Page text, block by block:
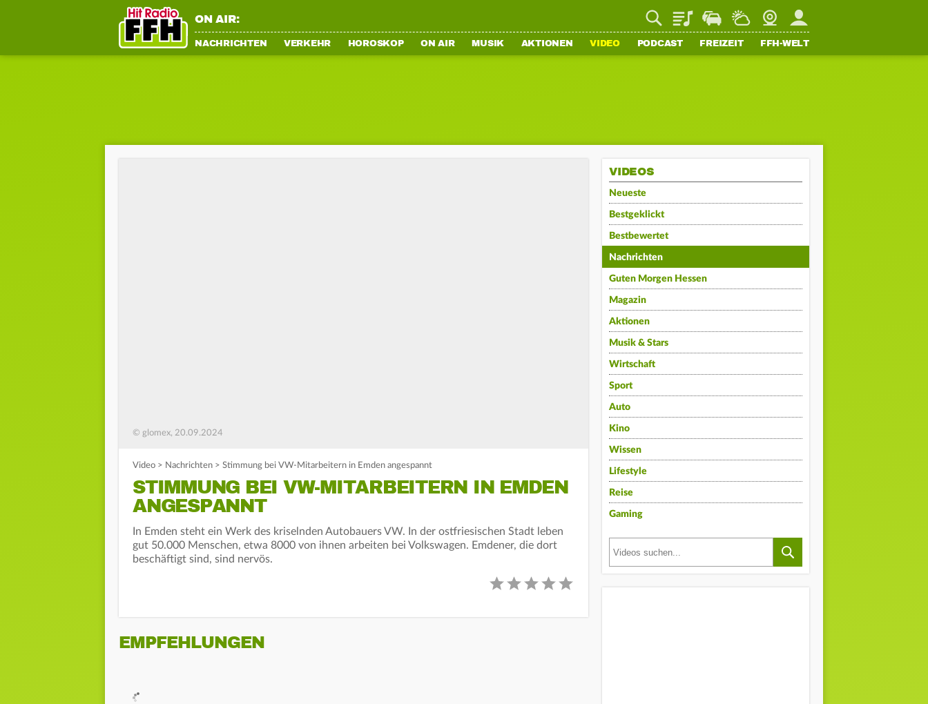
ON AIR: PlaylistStaupilotWetterWebcamMein FFH
NACHRICHTEN VERKEHR HOROSKOP ON AIR MUSIK AKTIONEN VIDEO PODCAST FREIZEIT FFH-WELT
© glomex, 20.09.2024
Video > Nachrichten > Stimmung bei VW-Mitarbeitern in Emden angespannt
STIMMUNG BEI VW-MITARBEITERN IN EMDEN
ANGESPANNT
In Emden steht ein Werk des kriselnden Autobauers VW. In der ostfriesischen Stadt leben
gut 50.000 Menschen, etwa 8000 von ihnen arbeiten bei Volkswagen. Emdener, die dort
beschäftigt sind, sind nervös.
EMPFEHLUNGEN
VIDEOS
Neueste
Bestgeklickt
Bestbewertet
Nachrichten
Guten Morgen Hessen
Magazin
Aktionen
Musik & Stars
Wirtschaft
Sport
Auto
Kino
Wissen
Lifestyle
Reise
Gaming